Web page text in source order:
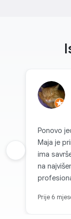
Ponovo
Maja je
ima
na
Prije 6
Prethodna